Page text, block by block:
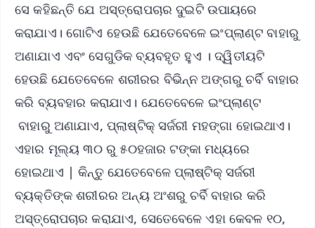
ସେ କହିଛନ୍ତି ଯେ ଅସ୍ତ୍ରୋପଚାର ଦୁଇଟି ଉପାୟରେ
କରାଯାଏ। ଗୋଟିଏ ହେଉଛି ଯେତେବେଳେ ଇଂପ୍ଲାଣ୍ଟ ବାହାରୁ
ଅଣାଯାଏ ଏବଂ ସେଗୁଡିକ ବ୍ୟବହୃତ ହୁଏ । ଦ୍ୱିତୀୟଟି
ହେଉଛି ଯେତେବେଳେ ଶରୀରର ବିଭିନ୍ନ ଅଙ୍ଗରୁ ଚର୍ବି ବାହାର
କରି ବ୍ୟବହାର କରାଯାଏ। ଯେତେବେଳେ ଇଂପ୍ଲାଣ୍ଟ
ବାହାରୁ ଅଣାଯାଏ, ପ୍ଲାଷ୍ଟିକ୍ ସର୍ଜରୀ ମହଙ୍ଗା ହୋଇଥାଏ।
ଏହାର ମୂଲ୍ୟ ୩୦ ରୁ ୫୦ହଜାର ଟଙ୍କା ମଧ୍ୟରେ
ହୋଇଥାଏ | କିନ୍ତୁ ଯେତେବେଳେ ପ୍ଲାଷ୍ଟିକ୍ ସର୍ଜରୀ
ବ୍ୟକ୍ତିଙ୍କ ଶରୀରର ଅନ୍ୟ ଅଂଶରୁ ଚର୍ବି ବାହାର କରି
ଅସ୍ତ୍ରୋପଚାର କରାଯାଏ, ସେତେବେଳେ ଏହା କେବଳ ୧୦,